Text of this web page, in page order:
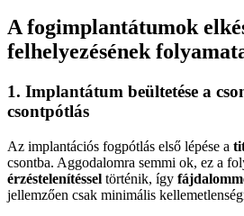
A fogimplantátumok
felhelyezésének
1. Implantátum beültetése a
csontpótlás
Az implantációs fogpótlás első lépése a
csontba. Aggodalomra semmi ok, ez a
érzéstelenítéssel történik, így
jellemzően csak minimális